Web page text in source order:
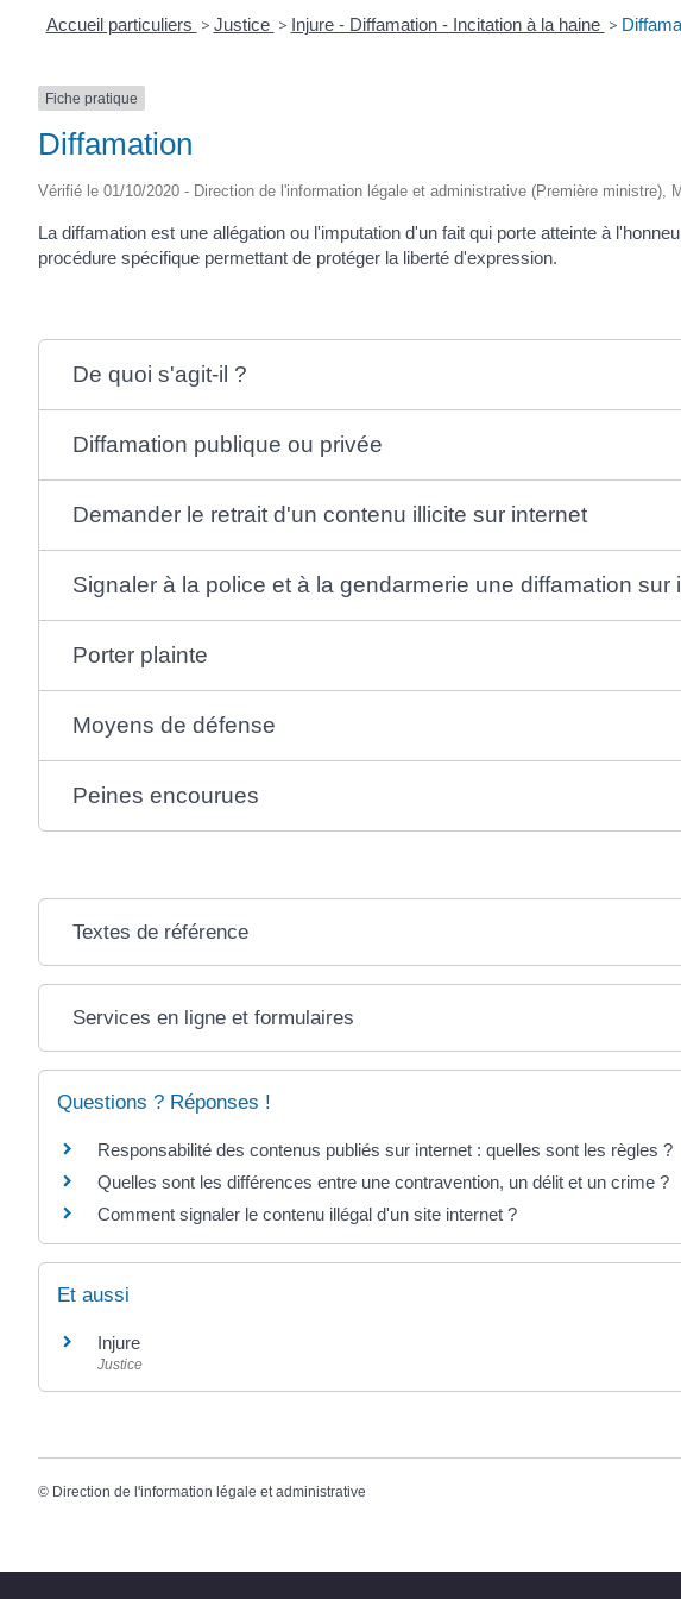
Accueil particuliers > Justice > Injure - Diffamation - Incitation à la haine >
Fiche pratique
Diffamation
Vérifié le 01/10/2020 - Direction de l'information légale et administrative (Première ministre),
La diffamation est une allégation ou l'imputation d'un fait qui porte atteinte à
procédure spécifique permettant de protéger la liberté d'expression.
De quoi s'agit-il ?
Diffamation publique ou privée
Demander le retrait d'un contenu illicite sur internet
Signaler à la police et à la gendarmerie une diffamation sur
Porter plainte
Moyens de défense
Peines encourues
Textes de référence
Services en ligne et formulaires
Questions ? Réponses !
Responsabilité des contenus publiés sur internet : quelles sont les règles ?
Quelles sont les différences entre une contravention, un délit et un crime ?
Comment signaler le contenu illégal d'un site internet ?
Et aussi
Injure
Justice
© Direction de l'information légale et administrative